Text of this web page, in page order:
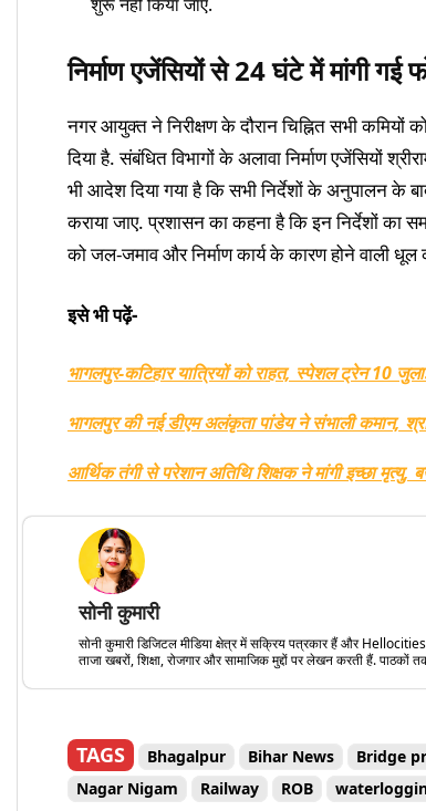
शुरू नहीं किया जाए.
निर्माण एजेंसियों से 24 घंटे में मांगी गई
नगर आयुक्त ने निरीक्षण के दौरान चिह्नित सभी
दिया है. संबंधित विभागों के अलावा निर्माण एजेंसियों
भी आदेश दिया गया है कि सभी निर्देशों के अनुपालन के
कराया जाए. प्रशासन का कहना है कि इन निर्देशों का
को जल-जमाव और निर्माण कार्य के कारण होने वाली धूल
इसे भी पढ़ें-
भागलपुर-कटिहार यात्रियों को राहत, स्पेशल ट्रेन 10
भागलपुर की नई डीएम अलंकृता पांडेय ने संभाली कमान,
आर्थिक तंगी से परेशान अतिथि शिक्षक ने मांगी इच्छा मृत्यु,
सोनी कुमारी
सोनी कुमारी डिजिटल मीडिया क्षेत्र में सक्रिय पत्रकार हैं और
ताजा खबरों, शिक्षा, रोजगार और सामाजिक मुद्दों पर लेखन करती हैं.
TAGS Bhagalpur Bihar News Bridge
Nagar Nigam
Railway ROB